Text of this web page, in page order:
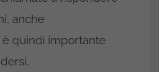
anche
quindi importante